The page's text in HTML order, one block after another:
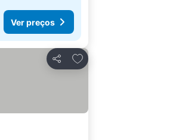
Ver preços
Partilhar
Adicionar aos favoritos